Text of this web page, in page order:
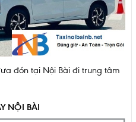
đón tại Nội Bài đi trung tâm
NỘI BÀI